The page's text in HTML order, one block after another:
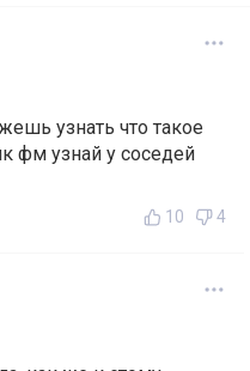
узнать что такое
фм узнай у соседей
10 4